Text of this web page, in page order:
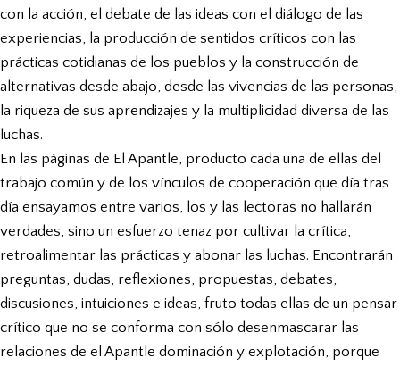
con la acción, el debate de las ideas con el diálogo de las
experiencias, la producción de sentidos críticos con las
prácticas cotidianas de los pueblos y la construcción de
alternativas desde abajo, desde las vivencias de las personas,
la riqueza de sus aprendizajes y la multiplicidad diversa de las
luchas.
En las páginas de El Apantle, producto cada una de ellas del
trabajo común y de los vínculos de cooperación que día tras
día ensayamos entre varios, los y las lectoras no hallarán
verdades, sino un esfuerzo tenaz por cultivar la crítica,
retroalimentar las prácticas y abonar las luchas. Encontrarán
preguntas, dudas, reflexiones, propuestas, debates,
discusiones, intuiciones e ideas, fruto todas ellas de un pensar
crítico que no se conforma con sólo desenmascarar las
relaciones de el Apantle dominación y explotación, porque